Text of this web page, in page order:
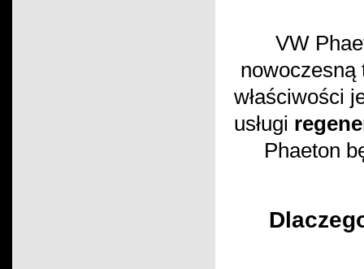
VW
nowoczesną
właściwości
usługi
Phaeton